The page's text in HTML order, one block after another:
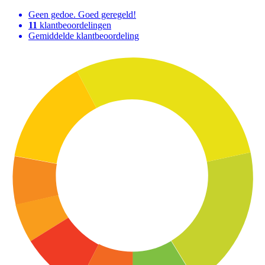
Geen gedoe. Goed geregeld!
11 klantbeoordelingen
Gemiddelde klantbeoordeling